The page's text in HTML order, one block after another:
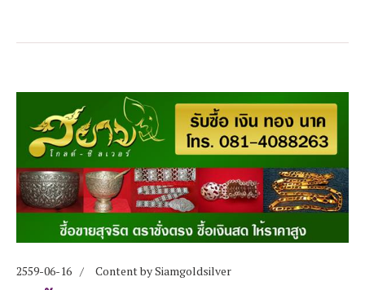
2559-06-16 Content by Siamgoldsilver